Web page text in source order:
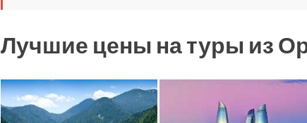
Лучшие цены на туры из